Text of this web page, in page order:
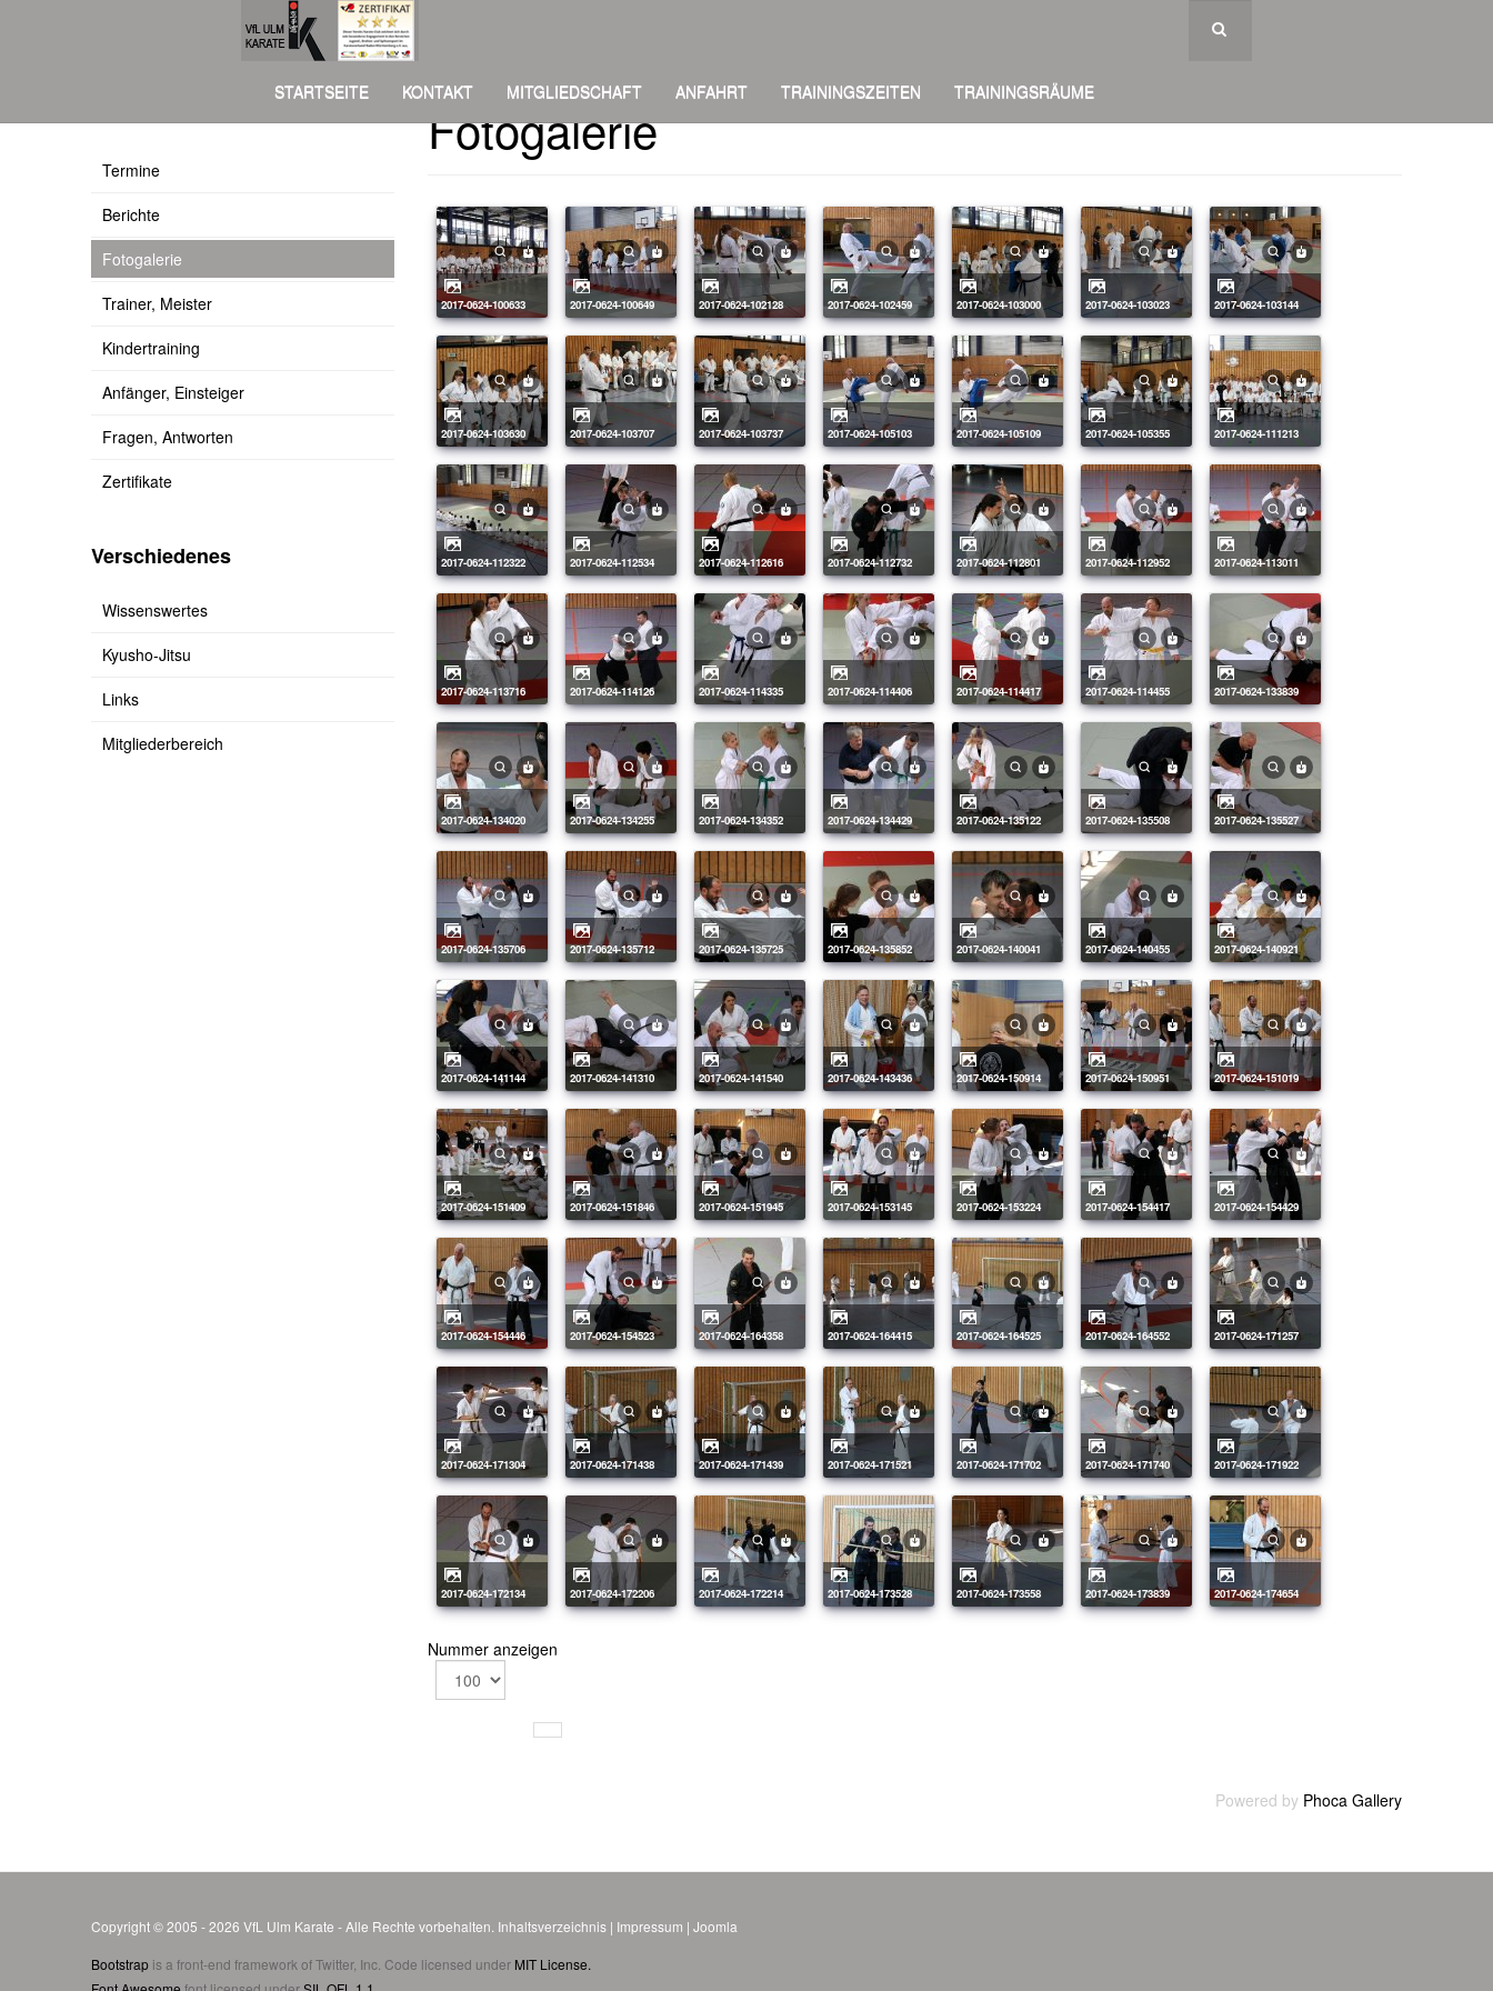
STARTSEITE KONTAKT MITGLIEDSCHAFT ANFAHRT TRAININGSZEITEN TRAININGSRÄUME
Fotogalerie
2017-0624-100633 2017-0624-100649 2017-0624-102128 2017-0624-102459 2017-0624-103000 2017-0624-103023 2017-0624-103144
2017-0624-103630 2017-0624-103707 2017-0624-103737 2017-0624-105103 2017-0624-105109 2017-0624-105355 2017-0624-111213
2017-0624-112322 2017-0624-112534 2017-0624-112616 2017-0624-112732 2017-0624-112801 2017-0624-112952 2017-0624-113011
2017-0624-113716 2017-0624-114126 2017-0624-114335 2017-0624-114406 2017-0624-114417 2017-0624-114455 2017-0624-133839
2017-0624-134020 2017-0624-134255 2017-0624-134352 2017-0624-134429 2017-0624-135122 2017-0624-135508 2017-0624-135527
2017-0624-135706 2017-0624-135712 2017-0624-135725 2017-0624-135852 2017-0624-140041 2017-0624-140455 2017-0624-140921
2017-0624-141144 2017-0624-141310 2017-0624-141540 2017-0624-143436 2017-0624-150914 2017-0624-150951 2017-0624-151019
2017-0624-151409 2017-0624-151846 2017-0624-151945 2017-0624-153145 2017-0624-153224 2017-0624-154417 2017-0624-154429
2017-0624-154446 2017-0624-154523 2017-0624-164358 2017-0624-164415 2017-0624-164525 2017-0624-164552 2017-0624-171257
2017-0624-171304 2017-0624-171438 2017-0624-171439 2017-0624-171521 2017-0624-171702 2017-0624-171740 2017-0624-171922
2017-0624-172134 2017-0624-172206 2017-0624-172214 2017-0624-173528 2017-0624-173558 2017-0624-173839 2017-0624-174654
Nummer anzeigen
Powered by Phoca Gallery
Termine
Berichte
Fotogalerie
Trainer, Meister
Kindertraining
Anfänger, Einsteiger
Fragen, Antworten
Zertifikate
Verschiedenes
Wissenswertes
Kyusho-Jitsu
Links
Mitgliederbereich
Copyright © 2005 - 2026 VfL Ulm Karate - Alle Rechte vorbehalten. Inhaltsverzeichnis | Impressum |Joomla
Bootstrap is a front-end framework of Twitter, Inc. Code licensed under MIT License.